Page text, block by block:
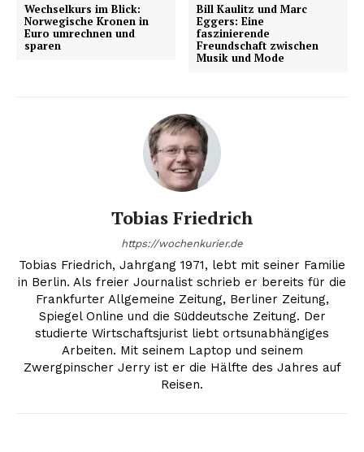
Wechselkurs im Blick:
Norwegische Kronen in
Euro umrechnen und
sparen
Bill Kaulitz und Marc
Eggers: Eine
faszinierende
Freundschaft zwischen
Musik und Mode
Tobias Friedrich
https://wochenkurier.de
Tobias Friedrich, Jahrgang 1971, lebt mit seiner Familie
in Berlin. Als freier Journalist schrieb er bereits für die
Frankfurter Allgemeine Zeitung, Berliner Zeitung,
Spiegel Online und die Süddeutsche Zeitung. Der
studierte Wirtschaftsjurist liebt ortsunabhängiges
Arbeiten. Mit seinem Laptop und seinem
Zwergpinscher Jerry ist er die Hälfte des Jahres auf
Reisen.